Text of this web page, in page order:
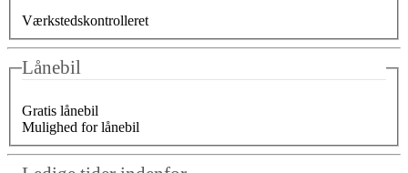
Værkstedskontrolleret
Lånebil
Gratis lånebil
Mulighed for lånebil